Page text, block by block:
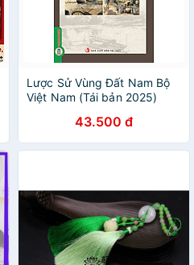
Lược Sử Vùng Đất Nam Bộ
Việt Nam (Tái bản 2025)
43.500 đ